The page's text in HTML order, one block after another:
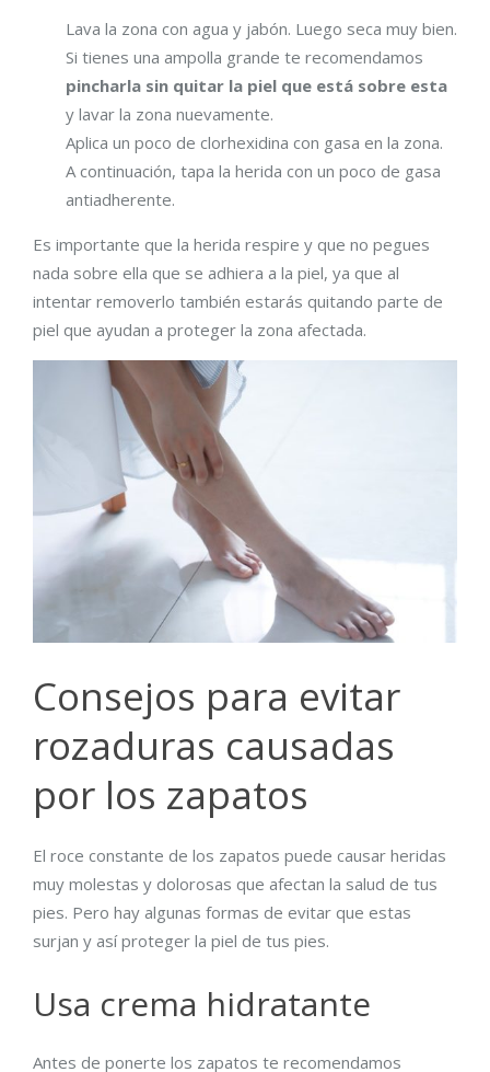
Lava la zona con agua y jabón. Luego seca muy bien.
Si tienes una ampolla grande te recomendamos
pincharla sin quitar la piel que está sobre esta
y lavar la zona nuevamente.
Aplica un poco de clorhexidina con gasa en la zona.
A continuación, tapa la herida con un poco de gasa
antiadherente.
Es importante que la herida respire y que no pegues
nada sobre ella que se adhiera a la piel, ya que al
intentar removerlo también estarás quitando parte de
piel que ayudan a proteger la zona afectada.
Consejos para evitar
rozaduras causadas
por los zapatos
El roce constante de los zapatos puede causar heridas
muy molestas y dolorosas que afectan la salud de tus
pies. Pero hay algunas formas de evitar que estas
surjan y así proteger la piel de tus pies.
Usa crema hidratante
Antes de ponerte los zapatos te recomendamos